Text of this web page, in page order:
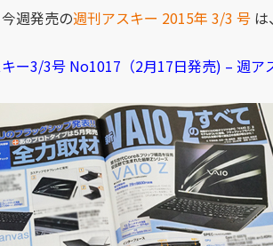
週発売の週刊アスキー 2015年 3/3 号 は
キー3/3号 No1017（2月17日発売) – 週ア